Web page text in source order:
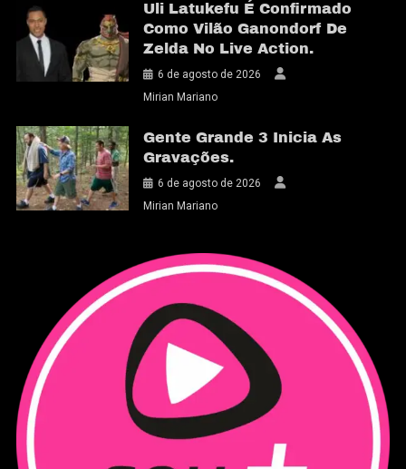
Uli Latukefu É Confirmado
Como Vilão Ganondorf De
Zelda No Live Action.
6 de agosto de 2026
Mirian Mariano
Gente Grande 3 Inicia As
Gravações.
6 de agosto de 2026
Mirian Mariano